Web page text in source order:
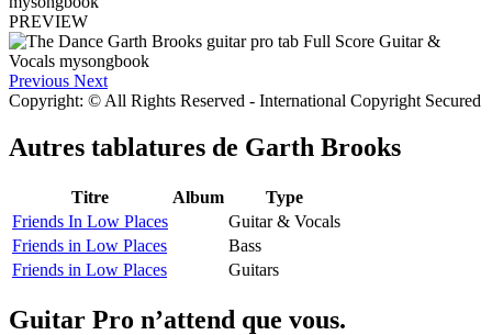
PREVIEW
Previous Next
Copyright: © All Rights Reserved - International Copyright Secured
Autres tablatures de Garth Brooks
Titre Album
Type
Friends In Low Places
Guitar & Vocals
Friends in Low Places
Bass
Friends in Low Places
Guitars
Guitar Pro n’attend que vous.